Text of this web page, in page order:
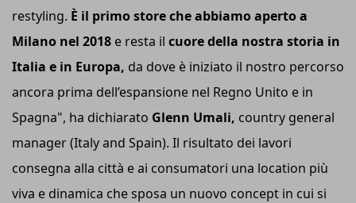
restyling. È il primo store che abbiamo aperto a
Milano nel 2018 e resta il cuore della nostra storia in
Italia e in Europa, da dove è iniziato il nostro percorso
ancora prima dell’espansione nel Regno Unito e in
Spagna", ha dichiarato Glenn Umali, country general
manager (Italy and Spain). Il risultato dei lavori
consegna alla città e ai consumatori una location più
viva e dinamica che sposa un nuovo concept in cui si